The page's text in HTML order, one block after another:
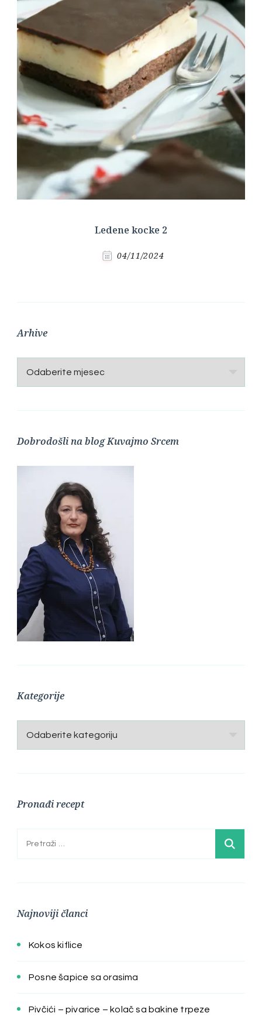
Ledene kocke 2
04/11/2024
Arhive
Arhive
Dobrodošli na blog Kuvajmo Srcem
Kategorije
Kategorije
Pronađi recept
Pretraga:
Najnoviji članci
Kokos kiflice
Posne šapice sa orasima
Pivčići – pivarice – kolač sa bakine trpeze